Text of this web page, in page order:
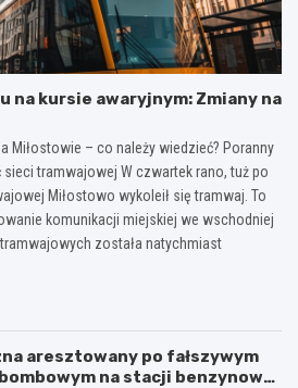
na kursie awaryjnym: Zmiany na
Miłostowie – co należy wiedzieć? Poranny
tramwajowej W czwartek rano, tuż po
Miłostowo wykoleił się tramwaj. To
komunikacji miejskiej we wschodniej
została natychmiast
aresztowany po fałszywym
na stacji benzynowej